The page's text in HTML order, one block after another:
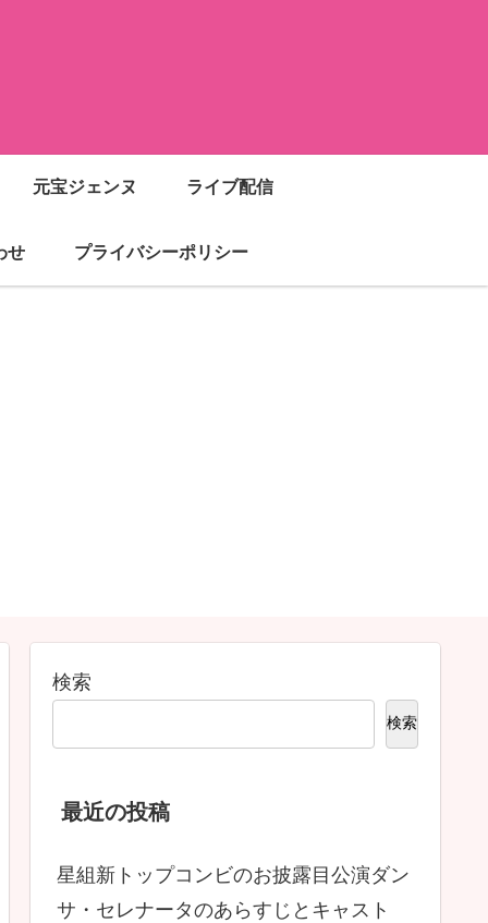
元宝ジェンヌ ライブ配信
せ プライバシーポリシー
検索
検索
最近の投稿
星組新トップコンビのお披露目公演ダン
サ・セレナータのあらすじとキャスト